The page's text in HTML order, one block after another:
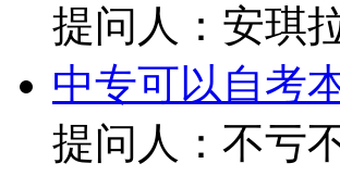
提问人：安琪
中专可以自考
提问人：不亏